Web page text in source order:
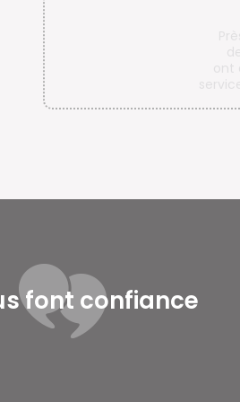
font confiance